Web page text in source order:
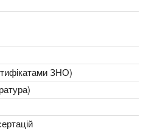
ЗНО)